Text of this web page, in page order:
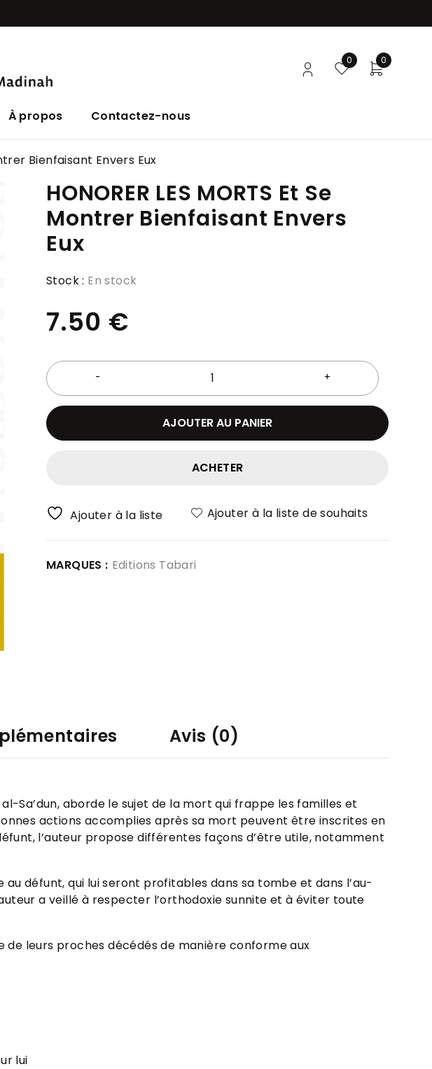
0 0
À propos Contactez-nous
Bienfaisant Envers Eux
HONORER LES MORTS Et Se
Montrer Bienfaisant Envers
Eux
Stock : En stock
7.50 €
AJOUTER AU PANIER
ACHETER
Ajouter à la liste Ajouter à la liste de souhaits
MARQUES : Editions Tabari
Avis (0)
Sa’dun, aborde le sujet de la mort qui frappe les familles et
actions accomplies après sa mort peuvent être inscrites en
l’auteur propose différentes façons d’être utile, notamment
défunt, qui lui seront profitables dans sa tombe et dans l’au-
a veillé à respecter l’orthodoxie sunnite et à éviter toute
leurs proches décédés de manière conforme aux
lui